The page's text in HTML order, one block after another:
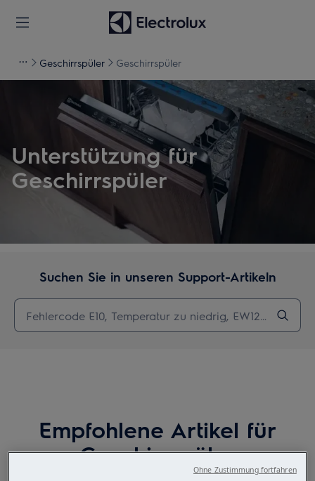
Geschirrspüler Geschirrspüler
Unterstützung für
Geschirrspüler
Suchen Sie in unseren Support-Artikeln
Empfohlene Artikel für
Geschirrspüler
Ohne Zustimmung fortfahren